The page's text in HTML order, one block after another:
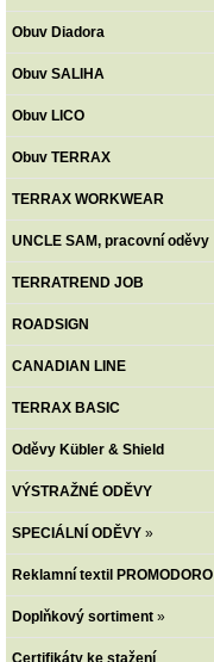
Obuv Diadora
Obuv SALIHA
Obuv LICO
Obuv TERRAX
TERRAX WORKWEAR
UNCLE SAM, pracovní oděvy
TERRATREND JOB
ROADSIGN
CANADIAN LINE
TERRAX BASIC
Oděvy Kübler & Shield
VÝSTRAŽNÉ ODĚVY
SPECIÁLNÍ ODĚVY »
Reklamní textil PROMODORO
Doplňkový sortiment »
Certifikáty ke stažení